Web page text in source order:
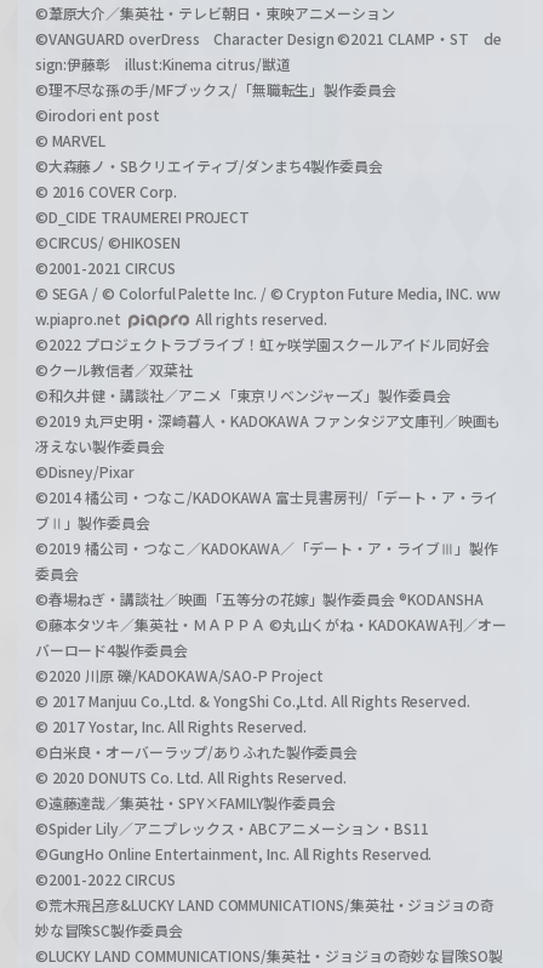
©葦原大介／集英社・テレビ朝日・東映アニメーション
©VANGUARD overDress Character Design ©2021 CLAMP・ST de
sign:伊藤彰 illust:Kinema citrus/獣道
©理不尽な孫の手/MFブックス/「無職転生」製作委員会
©irodori ent post
© MARVEL
©大森藤ノ・SBクリエイティブ/ダンまち4製作委員会
© 2016 COVER Corp.
©D_CIDE TRAUMEREI PROJECT
©CIRCUS/ ©HIKOSEN
©2001-2021 CIRCUS
© SEGA / © Colorful Palette Inc. / © Crypton Future Media, INC. ww
w.piapro.net
All rights reserved.
©2022 プロジェクトラブライブ！虹ヶ咲学園スクールアイドル同好会
©クール教信者／双葉社
©和久井健・講談社／アニメ「東京リベンジャーズ」製作委員会
©2019 丸戸史明・深崎暮人・KADOKAWA ファンタジア文庫刊／映画も
冴えない製作委員会
©Disney/Pixar
©2014 橘公司・つなこ/KADOKAWA 富士見書房刊/「デート・ア・ライ
ブⅡ」製作委員会
©2019 橘公司・つなこ／KADOKAWA／「デート・ア・ライブⅢ」製作
委員会
©春場ねぎ・講談社／映画「五等分の花嫁」製作委員会 ®KODANSHA
©藤本タツキ／集英社・ＭＡＰＰＡ ©丸山くがね・KADOKAWA刊／オー
バーロード4製作委員会
©2020 川原 礫/KADOKAWA/SAO-P Project
© 2017 Manjuu Co.,Ltd. & YongShi Co.,Ltd. All Rights Reserved.
© 2017 Yostar, Inc. All Rights Reserved.
©白米良・オーバーラップ/ありふれた製作委員会
© 2020 DONUTS Co. Ltd. All Rights Reserved.
©遠藤達哉／集英社・SPY×FAMILY製作委員会
©Spider Lily／アニプレックス・ABCアニメーション・BS11
©GungHo Online Entertainment, Inc. All Rights Reserved.
©2001-2022 CIRCUS
©荒木飛呂彦&LUCKY LAND COMMUNICATIONS/集英社・ジョジョの奇
妙な冒険SC製作委員会
©LUCKY LAND COMMUNICATIONS/集英社・ジョジョの奇妙な冒険SO製